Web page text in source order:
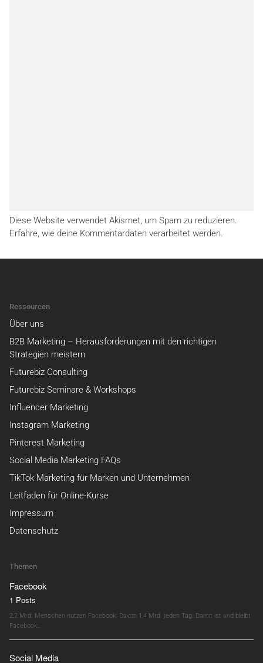
Diese Website verwendet Akismet, um Spam zu reduzieren.
Erfahre, wie deine Kommentardaten verarbeitet werden.
Ressourcen
Über uns
B2B Marketing – Herausforderungen mit den richtigen
Strategien meistern
Futurebiz Consulting
Futurebiz Seminare & Workshops
Influencer Marketing
Instagram Marketing
Pinterest Marketing
Social Media Marketing FAQs
TikTok Marketing für Marken und Unternehmen
Leitfaden für Online-Kurse
Impressum
Datenschutz
Themen
Facebook
1 Posts
2,2 Mrd. Menschen nutzen Facebook. Davon 1,4 Mrd. jeden Tag. Damit ist und bleibt
Facebook…
Social Media